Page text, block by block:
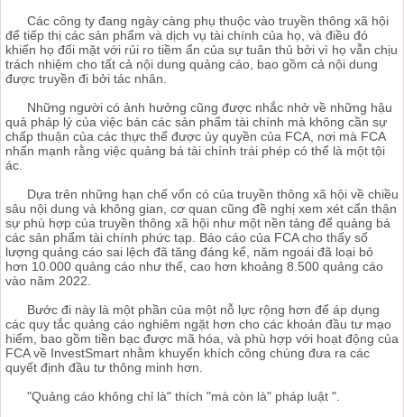
Các công ty đang ngày càng phụ thuộc vào truyền thông xã hội
để tiếp thị các sản phẩm và dịch vụ tài chính của họ, và điều đó
khiến họ đối mặt với rủi ro tiềm ẩn của sự tuân thủ bởi vì họ vẫn chịu
trách nhiệm cho tất cả nội dung quảng cáo, bao gồm cả nội dung
được truyền đi bởi tác nhân.
Những người có ảnh hưởng cũng được nhắc nhở về những hậu
quả pháp lý của việc bán các sản phẩm tài chính mà không cần sự
chấp thuận của các thực thể được ủy quyền của FCA, nơi mà FCA
nhấn mạnh rằng việc quảng bá tài chính trái phép có thể là một tội
ác.
Dựa trên những hạn chế vốn có của truyền thông xã hội về chiều
sâu nội dung và không gian, cơ quan cũng đề nghị xem xét cẩn thận
sự phù hợp của truyền thông xã hội như một nền tảng để quảng bá
các sản phẩm tài chính phức tạp. Báo cáo của FCA cho thấy số
lượng quảng cáo sai lệch đã tăng đáng kể, năm ngoái đã loại bỏ
hơn 10.000 quảng cáo như thế, cao hơn khoảng 8.500 quảng cáo
vào năm 2022.
Bước đi này là một phần của một nỗ lực rộng hơn để áp dụng
các quy tắc quảng cáo nghiêm ngặt hơn cho các khoản đầu tư mạo
hiểm, bao gồm tiền bạc được mã hóa, và phù hợp với hoạt động của
FCA về InvestSmart nhằm khuyến khích công chúng đưa ra các
quyết định đầu tư thông minh hơn.
"Quảng cáo không chỉ là" thích "mà còn là" pháp luật ".